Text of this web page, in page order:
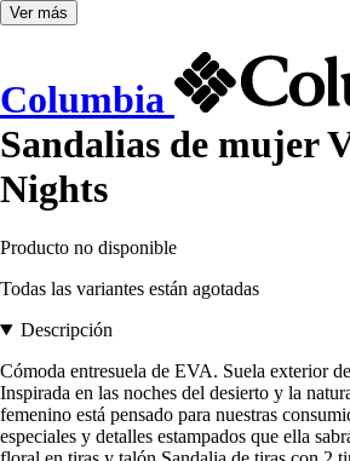
Ver más
Columbia
Sandalias de mujer
Nights
Producto no disponible
Todas las variantes están agotadas
Descripción
Cómoda entresuela de EVA. Suela exterior
Inspirada en las noches del desierto y la
femenino está pensado para nuestras
especiales y detalles estampados que ella